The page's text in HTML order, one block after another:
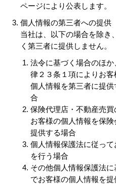
ページにより公表します。
個人情報の第三者への提供
当社は、以下の場合を除き
く第三者に提供しません。
法令に基づく場合のほ
律２３条１項によりお
個人情報を第三者に提
合
保険代理店・不動産売買
お客様の個人情報を保
提供する場合
個人情報保護法に従っ
を行う場合
その他個人情報保護法
でお客様の個人情報を